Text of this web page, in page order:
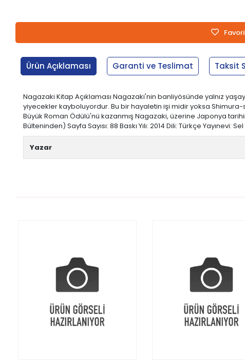
Ürün Açıklaması Garanti ve Teslimat Taksit
Nagazaki Kitap Açıklaması Nagazaki'nin banliyösünde yalnız
yiyecekler kayboluyordur. Bu bir hayaletin işi midir yoksa Shimura-
Büyük Roman Ödülü'nü kazanmış Nagazaki, üzerine Japonya
Bülteninden) Sayfa Sayısı: 88 Baskı Yılı: 2014 Dili: Türkçe Yayınevi: Sel
Yazar